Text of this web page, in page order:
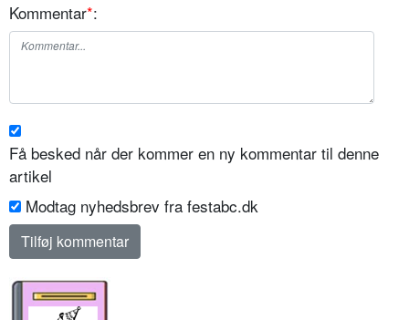
Kommentar*:
Få besked når der kommer en ny kommentar til denne
artikel
Modtag nyhedsbrev fra festabc.dk